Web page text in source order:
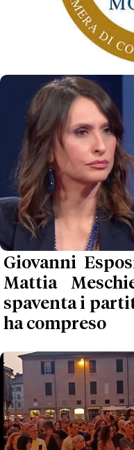
Giovanni
Mattia
spaventa i
ha compreso